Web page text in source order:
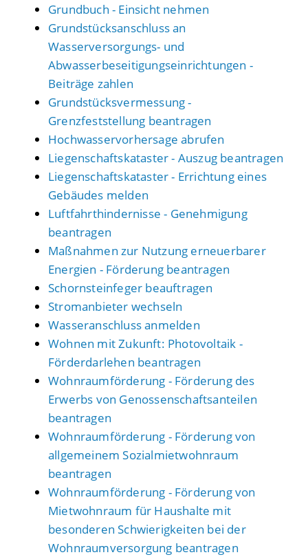
Grundbuch - Einsicht nehmen
Grundstücksanschluss an
Wasserversorgungs- und
Abwasserbeseitigungseinrichtungen -
Beiträge zahlen
Grundstücksvermessung -
Grenzfeststellung beantragen
Hochwasservorhersage abrufen
Liegenschaftskataster - Auszug beantragen
Liegenschaftskataster - Errichtung eines
Gebäudes melden
Luftfahrthindernisse - Genehmigung
beantragen
Maßnahmen zur Nutzung erneuerbarer
Energien - Förderung beantragen
Schornsteinfeger beauftragen
Stromanbieter wechseln
Wasseranschluss anmelden
Wohnen mit Zukunft: Photovoltaik -
Förderdarlehen beantragen
Wohnraumförderung - Förderung des
Erwerbs von Genossenschaftsanteilen
beantragen
Wohnraumförderung - Förderung von
allgemeinem Sozialmietwohnraum
beantragen
Wohnraumförderung - Förderung von
Mietwohnraum für Haushalte mit
besonderen Schwierigkeiten bei der
Wohnraumversorgung beantragen